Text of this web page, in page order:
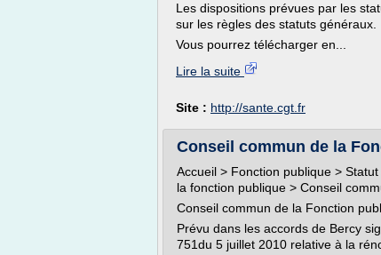
Les dispositions prévues par les
sur les règles des statuts généraux.
Vous pourrez télécharger en...
Lire la suite
Site : http://sante.cgt.fr
Conseil commun de la
Accueil > Fonction publique >
la fonction publique > Conseil
Conseil commun de la Fonction
Prévu dans les accords de Bercy
751du 5 juillet 2010 relative à la